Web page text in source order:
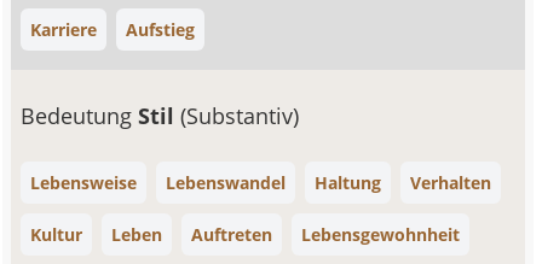
Karriere Aufstieg
BedeutungStil(Substantiv)
Lebensweise Lebenswandel Haltung Verhalten
Kultur Leben Auftreten Lebensgewohnheit